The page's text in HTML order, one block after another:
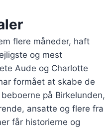
flere måneder, haft
og mest
Aude og Charlotte
formået at skabe de
på Birkelunden,
ansatte og flere fra
får historierne og